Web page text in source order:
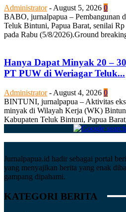
Administrator - August 5, 2026 0
BABO, jurnalpapua – Pembangunan
Teluk Bintuni, Papua Barat, senilai
pada Rabu (5/8/2026).Ground
Hanya Dapat Minyak 20 –
PT PUW di Weriagar Teluk...
Administrator - August 4, 2026 0
BINTUNI, jurnalpapua – Aktivitas
minyak di Wilayah Kerja (WK)
Kabupaten Teluk Bintuni, Papua
Jurnalpapua.id hadir sebagai portal
yang menyajikan berita yang enak
gampang dipahami.
KATEGORI BERITA